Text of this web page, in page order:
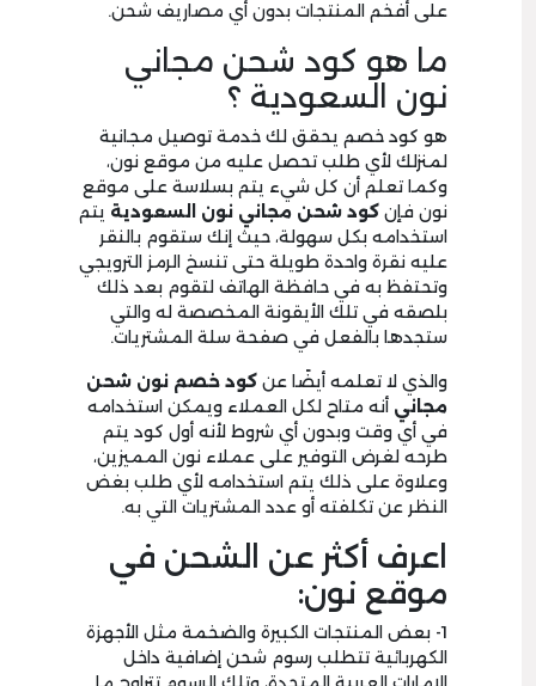
على أفخم المنتجات بدون أي مصاريف شحن.
ما هو كود شحن مجاني
نون السعودية ؟
هو كود خصم يحقق لك خدمة توصيل مجانية
لمنزلك لأي طلب تحصل عليه من موقع نون،
وكما تعلم أن كل شيء يتم بسلاسة على موقع
نون فإن كود شحن مجاني نون السعودية يتم
استخدامه بكل سهولة، حيث إنك ستقوم بالنقر
عليه نقرة واحدة طويلة حتى تنسخ الرمز الترويجي
وتحتفظ به في حافظة الهاتف لتقوم بعد ذلك
بلصقه في تلك الأيقونة المخصصة له والتي
ستجدها بالفعل في صفحة سلة المشتريات.
والذي لا تعلمه أيضًا عن كود خصم نون شحن
مجاني أنه متاح لكل العملاء ويمكن استخدامه
في أي وقت وبدون أي شروط لأنه أول كود يتم
طرحه لغرض التوفير على عملاء نون المميزين،
وعلاوة على ذلك يتم استخدامه لأي طلب بغض
النظر عن تكلفته أو عدد المشتريات التي به.
اعرف أكثر عن الشحن في
موقع نون:
1- بعض المنتجات الكبيرة والضخمة مثل الأجهزة
الكهربائية تتطلب رسوم شحن إضافية داخل